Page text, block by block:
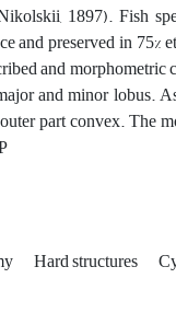
1897). Fish
and preserved in
and morphometric
and minor lobus.
part convex. The
Hard structures